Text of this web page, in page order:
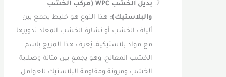
بديل الخشب WPC (مركب الخشب
والبلاستيك):هذا النوع هو خليط يجمع بين
ألياف الخشب أو نشارة الخشب المعاد تدويرها
مع مواد بلاستيكية، يُعرف هذا المزيج باسم
الخشب المعالج، وهو يجمع بين متانة وصلابة
الخشب ومرونة ومقاومة البلاستيك للعوامل